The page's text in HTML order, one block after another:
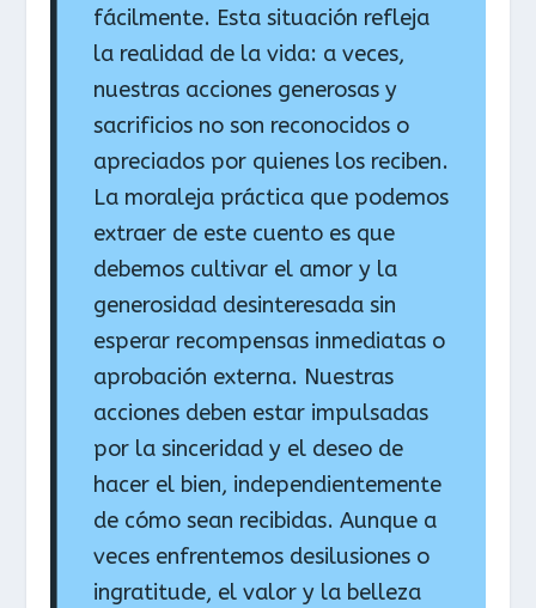
fácilmente. Esta situación refleja
la realidad de la vida: a veces,
nuestras acciones generosas y
sacrificios no son reconocidos o
apreciados por quienes los reciben.
La moraleja práctica que podemos
extraer de este cuento es que
debemos cultivar el amor y la
generosidad desinteresada sin
esperar recompensas inmediatas o
aprobación externa. Nuestras
acciones deben estar impulsadas
por la sinceridad y el deseo de
hacer el bien, independientemente
de cómo sean recibidas. Aunque a
veces enfrentemos desilusiones o
ingratitude, el valor y la belleza